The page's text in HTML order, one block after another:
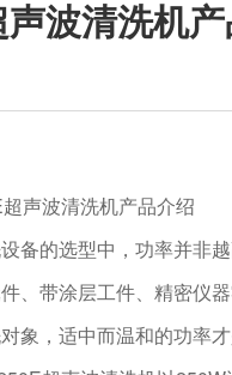
声波清洗机
声波清洗机产品介绍
备的选型中，功率并非
、带涂层工件、精密仪
象，适中而温和的功率